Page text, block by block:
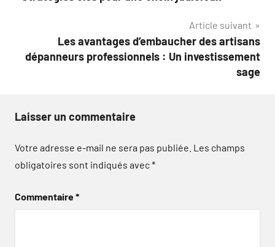
Article suivant
Les avantages d’embaucher des artisans
dépanneurs professionnels : Un investissement
sage
Laisser un commentaire
Votre adresse e-mail ne sera pas publiée. Les champs
obligatoires sont indiqués avec*
Commentaire*